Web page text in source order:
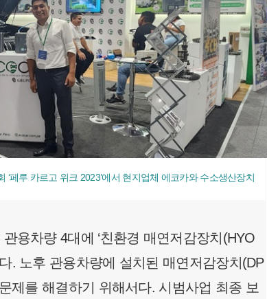
페루 카르고 위크 2023’에서 현지업체 에코카와 수소생산장치
용차량 4대에 ‘친환경 매연저감장치(HYO
. 노후 관용차량에 설치된 매연저감장치(DP
제를 해결하기 위해서다. 시범사업 최종 보